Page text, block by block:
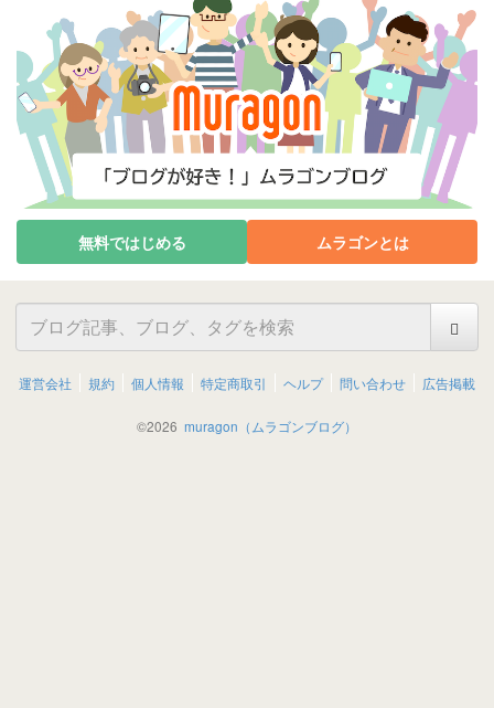
無料ではじめる ムラゴンとは
運営会社 規約 個人情報 特定商取引 ヘルプ 問い合わせ 広告掲載
©2026 muragon（ムラゴンブログ）